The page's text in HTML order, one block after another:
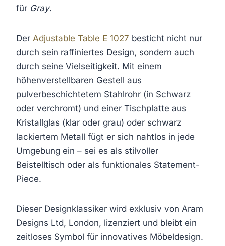
für Gray.
Der Adjustable Table E 1027 besticht nicht nur
durch sein raffiniertes Design, sondern auch
durch seine Vielseitigkeit. Mit einem
höhenverstellbaren Gestell aus
pulverbeschichtetem Stahlrohr (in Schwarz
oder verchromt) und einer Tischplatte aus
Kristallglas (klar oder grau) oder schwarz
lackiertem Metall fügt er sich nahtlos in jede
Umgebung ein – sei es als stilvoller
Beistelltisch oder als funktionales Statement-
Piece.
Dieser Designklassiker wird exklusiv von Aram
Designs Ltd, London, lizenziert und bleibt ein
zeitloses Symbol für innovatives Möbeldesign.